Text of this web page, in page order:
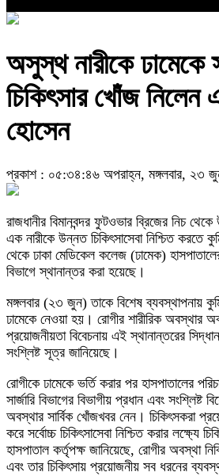
অসুস্থ নারীকে ঢামেকে
চিকিৎসার খোঁজ নিলেন
হোসেন
প্রকাশ : ০৫:৩৪:৪৬ অপরাহ্ন, মঙ্গলবার, ২৩
রাজধানীর বিমানবন্দর ফুটওভার ব্রিজের নিচ
এক নারীকে উন্নত চিকিৎসাসেবা নিশ্চিত করতে
থেকে ঢাকা মেডিকেল কলেজ (ঢামেক) হাসপাতালের
বিভাগে স্থানান্তর করা হয়েছে।
মঙ্গলবার (২৩ জুন) তাকে বিশেষ ব্যবস্থাপনায়
ঢামেকে নেওয়া হয়। রোগীর শারীরিক অবস্থার
প্রয়োজনীয়তা বিবেচনায় এই স্থানান্তরের
সংশ্লিষ্ট সূত্র জানিয়েছে।
রোগীকে ঢামেকে ভর্তি করার পর হাসপাতালের
সার্জারি বিভাগের বিভাগীয় প্রধান এবং সংশ্লিষ্ট
অবস্থার সার্বিক খোঁজখবর নেন। চিকিৎসকরা
করে সর্বোচ্চ চিকিৎসাসেবা নিশ্চিত করার লক্ষ্যে
হাসপাতাল কর্তৃপক্ষ জানিয়েছে, রোগীর অবস্থা
এবং তার চিকিৎসায় প্রয়োজনীয় সব ধরনের